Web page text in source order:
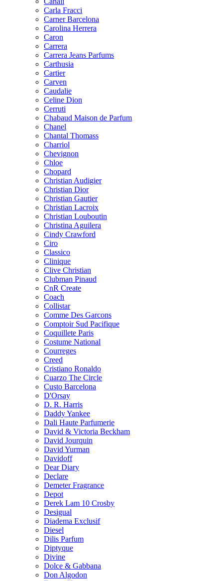
Carla Fracci
Carner Barcelona
Carolina Herrera
Caron
Carrera
Carrera Jeans Parfums
Carthusia
Cartier
Carven
Caudalie
Celine Dion
Cerruti
Chabaud Maison de Parfum
Chanel
Chantal Thomass
Charriol
Chevignon
Chloe
Chopard
Christian Audigier
Christian Dior
Christian Gautier
Christian Lacroix
Christian Louboutin
Christina Aguilera
Cindy Crawford
Ciro
Classico
Clinique
Clive Christian
Clubman Pinaud
CnR Create
Coach
Collistar
Comme Des Garcons
Comptoir Sud Pacifique
Coquillete Paris
Costume National
Courreges
Creed
Cristiano Ronaldo
Cuarzo The Circle
Custo Barcelona
D'Orsay
D. R. Harris
Daddy Yankee
Dali Haute Parfumerie
David & Victoria Beckham
David Jourquin
David Yurman
Davidoff
Dear Diary
Declare
Demeter Fragrance
Depot
Derek Lam 10 Crosby
Desigual
Diadema Exclusif
Diesel
Dilis Parfum
Diptyque
Divine
Dolce & Gabbana
Don Algodon